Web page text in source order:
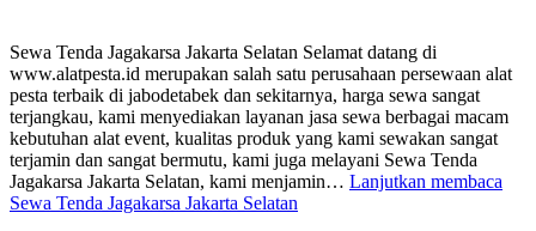
Sewa Tenda Jagakarsa Jakarta Selatan Selamat datang di
www.alatpesta.id merupakan salah satu perusahaan persewaan alat
pesta terbaik di jabodetabek dan sekitarnya, harga sewa sangat
terjangkau, kami menyediakan layanan jasa sewa berbagai macam
kebutuhan alat event, kualitas produk yang kami sewakan sangat
terjamin dan sangat bermutu, kami juga melayani Sewa Tenda
Jagakarsa Jakarta Selatan, kami menjamin… Lanjutkan membaca
Sewa Tenda Jagakarsa Jakarta Selatan